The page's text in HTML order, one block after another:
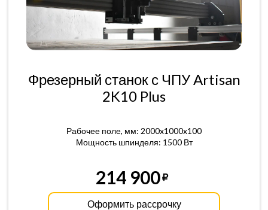
Фрезерный станок с ЧПУ Artisan
2K10 Plus
Рабочее поле, мм: 2000x1000x100
Мощность шпинделя: 1500 Вт
214 900
Оформить рассрочку